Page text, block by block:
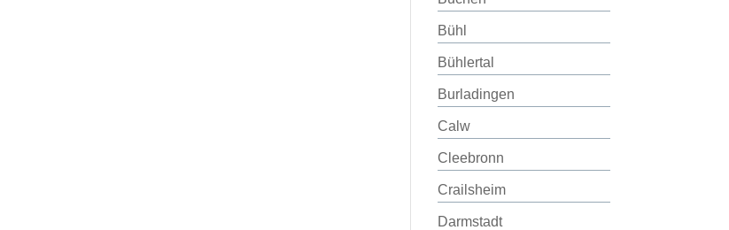
Bühl
Bühlertal
Burladingen
Calw
Cleebronn
Crailsheim
Darmstadt